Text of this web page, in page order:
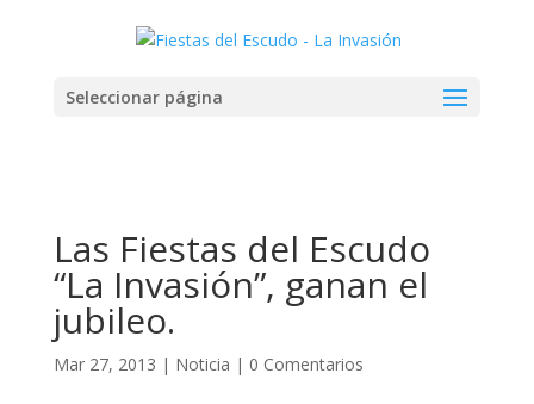
Seleccionar página
Las Fiestas del Escudo
“La Invasión”, ganan el
jubileo.
Mar 27, 2013 | Noticia | 0 Comentarios